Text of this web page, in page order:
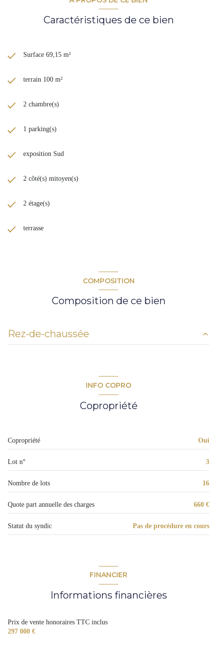
www.cadredenvies.frCaractéristiques de ce bien
Surface 69,15 m²
terrain 100 m²
2 chambre(s)
1 parking(s)
exposition Sud
2 côté(s) mitoyen(s)
2 étage(s)
terrasse
COMPOSITION
Composition de ce bien
Rez-de-chaussée
INFO COPRO
Copropriété
Copropriété Oui
Lot n° 3
Nombre de lots 16
Quote part annuelle des charges 660 €
Statut du syndic Pas de procédure en cours
FINANCIER
Informations financières
Prix de vente honoraires TTC inclus
297 000 €